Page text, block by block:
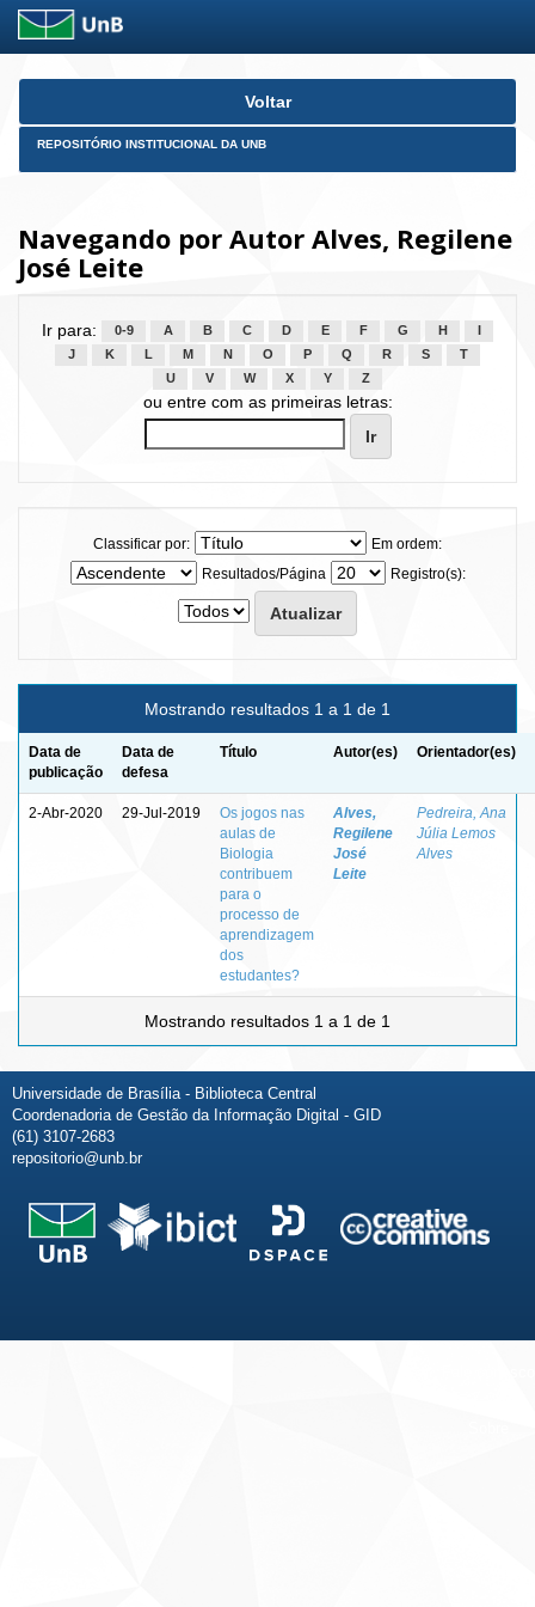
Skip
Voltar
REPOSITÓRIO INSTITUCIONAL DA UNB
Navegando por Autor Alves, Regilene
José Leite
Ir para: 0-9 A B C D E F G H
J
K L M N O P Q R S
T
U
V W X Y Z
ou entre com as primeiras letras:
Classificar por:
Em ordem:
Resultados/Página
Registro(s):
Mostrando resultados 1 a 1 de 1
Data de
publicação
Data de
defesa
Título Autor(es) Orientador(es)
2-Abr-2020 29-Jul-2019
Os jogos nas
aulas de
Biologia
contribuem
para o
processo de
aprendizagem
dos
estudantes?
Alves,
Regilene
José
Leite
Pedreira, Ana
Júlia Lemos
Alves
Mostrando resultados 1 a 1 de 1
Universidade de Brasília - Biblioteca Central
Coordenadoria de Gestão da Informação Digital - GID
(61) 3107-2683
repositorio@unb.br